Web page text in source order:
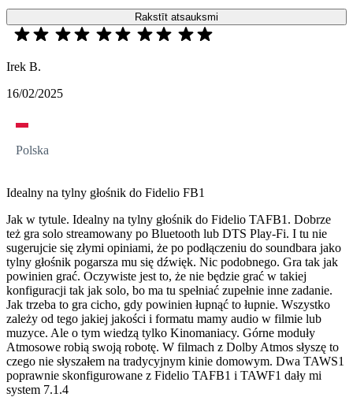
Rakstīt atsauksmi
Irek B.
16/02/2025
Polska
Idealny na tylny głośnik do Fidelio FB1
Jak w tytule. Idealny na tylny głośnik do Fidelio TAFB1. Dobrze
też gra solo streamowany po Bluetooth lub DTS Play-Fi. I tu nie
sugerujcie się złymi opiniami, że po podłączeniu do soundbara jako
tylny głośnik pogarsza mu się dźwięk. Nic podobnego. Gra tak jak
powinien grać. Oczywiste jest to, że nie będzie grać w takiej
konfiguracji tak jak solo, bo ma tu spełniać zupełnie inne zadanie.
Jak trzeba to gra cicho, gdy powinien łupnąć to łupnie. Wszystko
zależy od tego jakiej jakości i formatu mamy audio w filmie lub
muzyce. Ale o tym wiedzą tylko Kinomaniacy. Górne moduły
Atmosowe robią swoją robotę. W filmach z Dolby Atmos słyszę to
czego nie słyszałem na tradycyjnym kinie domowym. Dwa TAWS1
poprawnie skonfigurowane z Fidelio TAFB1 i TAWF1 dały mi
system 7.1.4